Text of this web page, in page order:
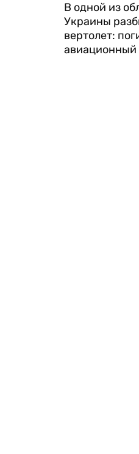
В одной из
Украины
вертолет:
авиационный